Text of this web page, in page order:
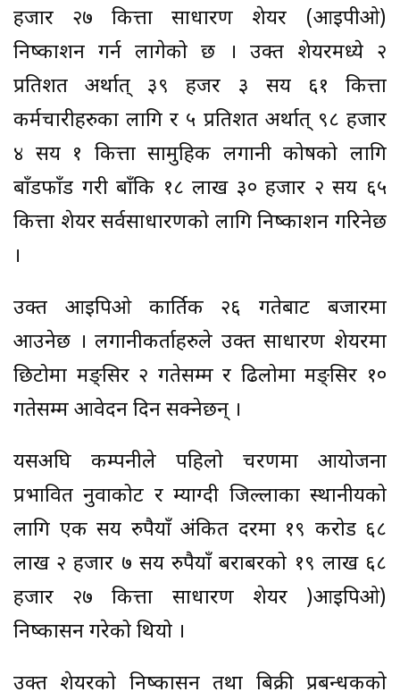
हजार २७ कित्ता साधारण शेयर (आइपीओ)
निष्काशन गर्न लागेको छ । उक्त शेयरमध्ये २
प्रतिशत अर्थात् ३९ हजर ३ सय ६१ कित्ता
कर्मचारीहरुका लागि र ५ प्रतिशत अर्थात् ९८ हजार
४ सय १ कित्ता सामुहिक लगानी कोषको लागि
बाँडफाँड गरी बाँकि १८ लाख ३० हजार २ सय ६५
कित्ता शेयर सर्वसाधारणको लागि निष्काशन गरिनेछ
।
उक्त आइपिओ कार्तिक २६ गतेबाट बजारमा
आउनेछ । लगानीकर्ताहरुले उक्त साधारण शेयरमा
छिटोमा मङ्सिर २ गतेसम्म र ढिलोमा मङ्सिर १०
गतेसम्म आवेदन दिन सक्नेछन् ।
यसअघि कम्पनीले पहिलो चरणमा आयोजना
प्रभावित नुवाकोट र म्याग्दी जिल्लाका स्थानीयको
लागि एक सय रुपैयाँ अंकित दरमा १९ करोड ६८
लाख २ हजार ७ सय रुपैयाँ बराबरको १९ लाख ६८
हजार २७ कित्ता साधारण शेयर )आइपिओ)
निष्कासन गरेको थियो ।
उक्त शेयरको निष्कासन तथा बिक्री प्रबन्धकको